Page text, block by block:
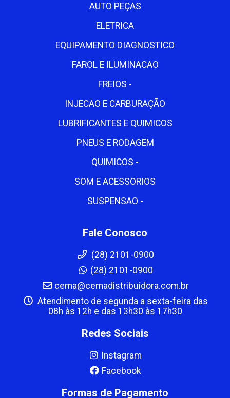
AUTO PEÇAS
ELETRICA
EQUIPAMENTO DIAGNOSTICO
FAROL E ILUMINACAO
FREIOS -
INJECAO E CARBURAÇÃO
LUBRIFICANTES E QUIMICOS
PNEUS E RODAGEM
QUIMICOS -
SOM E ACESSORIOS
SUSPENSAO -
Fale Conosco
(28) 2101-0900
(28) 2101-0900
cema@cemadistribuidora.com.br
Atendimento de segunda a sexta-feira das
08h às 12h e das 13h30 às 17h30
Redes Sociais
Instagram
Facebook
Formas de Pagamento